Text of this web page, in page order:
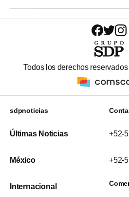
Todos los derechos
sdpnoticias
Últimas Noticias
México
Internacional
+52-
+52-